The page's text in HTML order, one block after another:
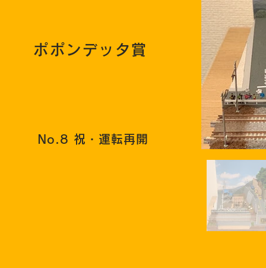
ポポンデッタ賞
No.8 祝・運転再開